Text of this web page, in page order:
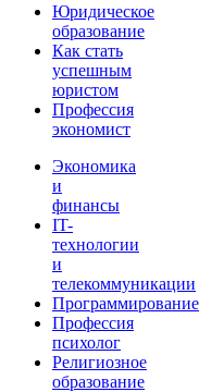
Юридическое
образование
Как стать
успешным
юристом
Профессия
экономист
Экономика
и
финансы
IT-
технологии
и
телекоммуникации
Программирование
Профессия
психолог
Религиозное
образование